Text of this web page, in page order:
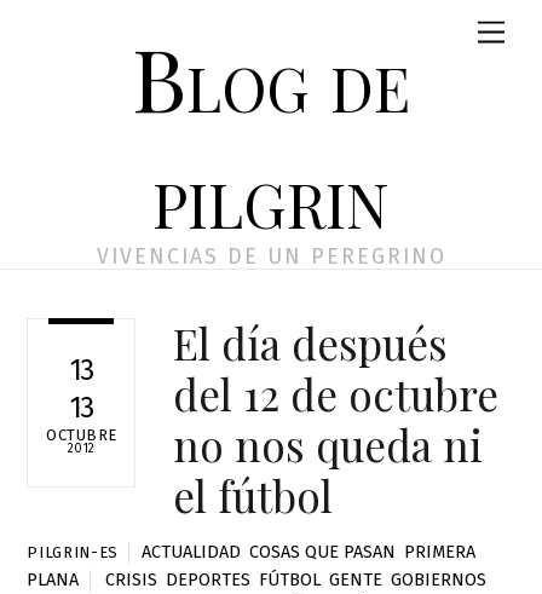
Blog de
pilgrin
VIVENCIAS DE UN PEREGRINO
13
13
OCTUBRE
2012
El día después
del 12 de octubre
no nos queda ni
el fútbol
PILGRIN-ES ACTUALIDAD ,COSAS QUE PASAN PRIMERA
PLANA
CRISIS DEPORTES FÚTBOL, GENTE, GOBIERNOS